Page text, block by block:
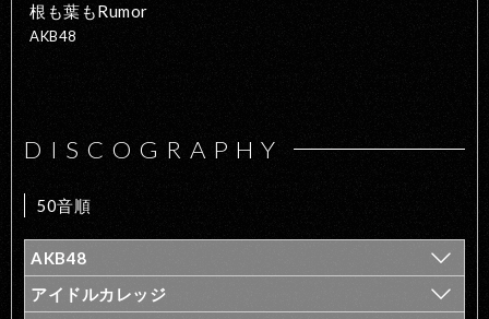
根も葉もRumor
AKB48
DISCOGRAPHY
50音順
AKB48
アイドルカレッジ